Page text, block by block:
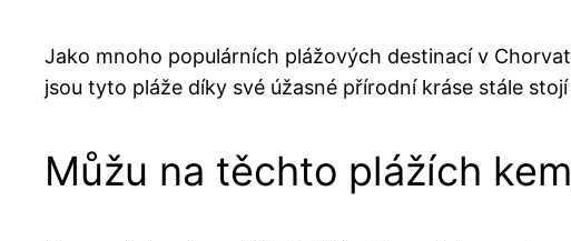
Jako mnoho populárních plážových destinací v
jsou tyto pláže díky své úžasné přírodní kráse stále
Můžu na těchto plážích